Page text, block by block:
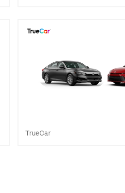
TrueCar